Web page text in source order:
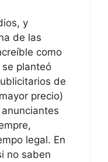
y
de las
como
planteó
de
precio)
legal. En
no saben